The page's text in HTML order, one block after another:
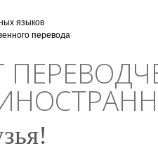
языков
перевода